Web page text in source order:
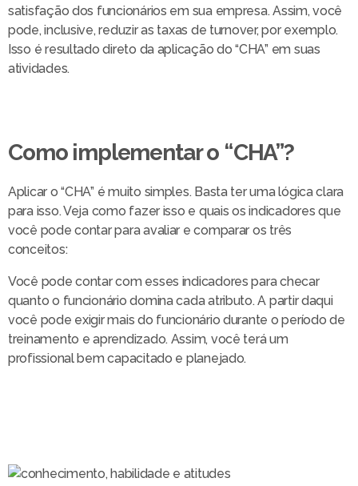
satisfação dos funcionários em sua empresa. Assim, você
pode, inclusive, reduzir as taxas de turnover, por exemplo.
Isso é resultado direto da aplicação do “CHA” em suas
atividades.
Como implementar o “CHA”?
Aplicar o “CHA” é muito simples. Basta ter uma lógica clara
para isso. Veja como fazer isso e quais os indicadores que
você pode contar para avaliar e comparar os três
conceitos:
Você pode contar com esses indicadores para checar
quanto o funcionário domina cada atributo. A partir daqui
você pode exigir mais do funcionário durante o período de
treinamento e aprendizado. Assim, você terá um
profissional bem capacitado e planejado.